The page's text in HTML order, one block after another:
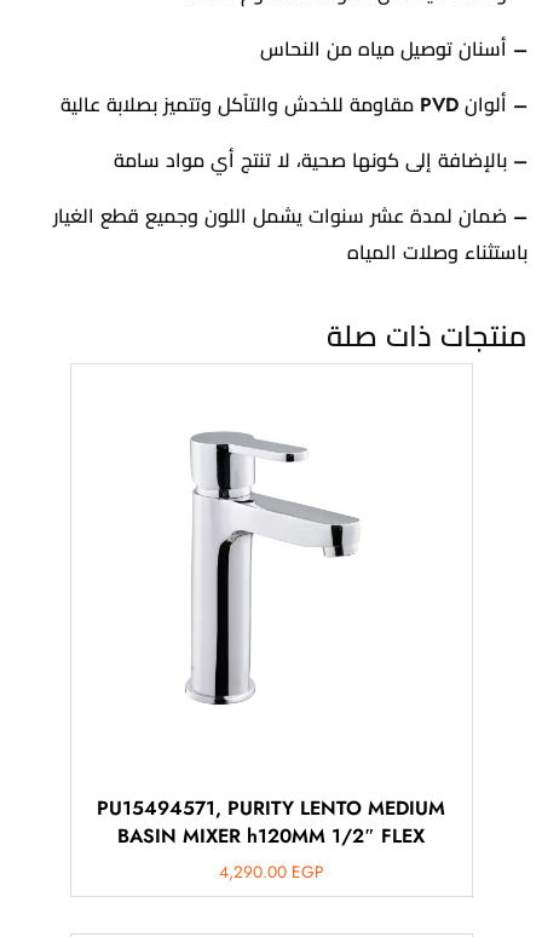
– أسنان توصيل مياه من النحاس
– ألوان PVD مقاومة للخدش والتآكل وتتميز بصلابة عالية
– بالإضافة إلى كونها صحية، لا تنتج أي مواد سامة
– ضمان لمدة عشر سنوات يشمل اللون وجميع قطع الغيار
باستثناء وصلات المياه
منتجات ذات صلة
PU15494571, PURITY LENTO MEDIUM
BASIN MIXER h120MM 1/2″ FLEX
4,290.00 EGP